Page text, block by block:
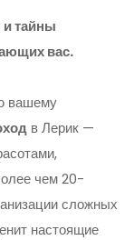
тайны
вас.
вашему
в Лерик —
чем 20-
сложных
настоящие